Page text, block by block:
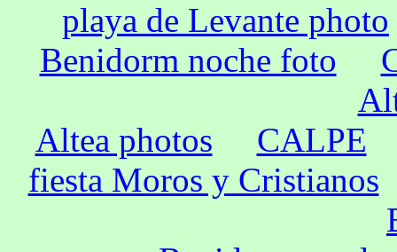
playa de Levante photo
Benidorm noche foto
Altea photos
CALPE
fiesta Moros y Cristianos